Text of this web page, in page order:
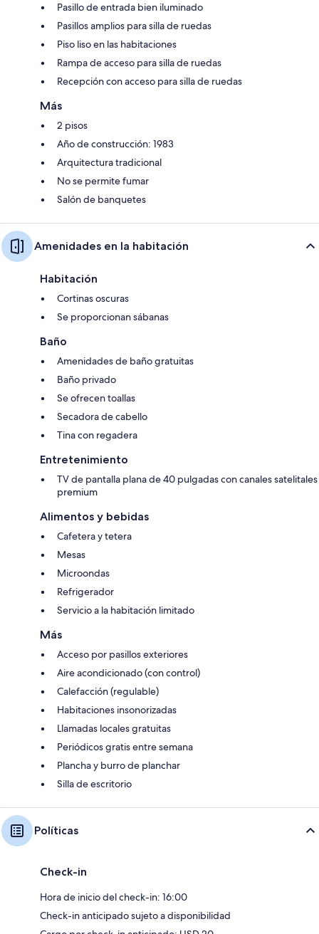
Pasillo de entrada bien iluminado
Pasillos amplios para silla de ruedas
Piso liso en las habitaciones
Rampa de acceso para silla de ruedas
Recepción con acceso para silla de ruedas
Más
2 pisos
Año de construcción: 1983
Arquitectura tradicional
No se permite fumar
Salón de banquetes
Amenidades en la habitación
Habitación
Cortinas oscuras
Se proporcionan sábanas
Baño
Amenidades de baño gratuitas
Baño privado
Se ofrecen toallas
Secadora de cabello
Tina con regadera
Entretenimiento
TV de pantalla plana de 40 pulgadas con canales satelitales
premium
Alimentos y bebidas
Cafetera y tetera
Mesas
Microondas
Refrigerador
Servicio a la habitación limitado
Más
Acceso por pasillos exteriores
Aire acondicionado (con control)
Calefacción (regulable)
Habitaciones insonorizadas
Llamadas locales gratuitas
Periódicos gratis entre semana
Plancha y burro de planchar
Silla de escritorio
Políticas
Check-in
Hora de inicio del check-in: 16:00
Check-in anticipado sujeto a disponibilidad